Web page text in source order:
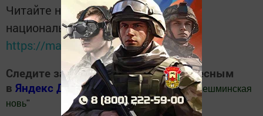
Читайте новости Татарстана в
национальном мессенджере MАХ:
https://max.ru/tatmedia
Следите за самым важным и интересным
в Яндекс ДзениТелеграм канале"Шешминская
новь"